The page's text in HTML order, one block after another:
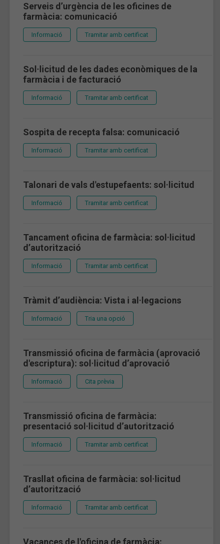
Serveis d’urgència de les oficines de
farmàcia: comunicació
Informació Tramitar amb certificat
Sol·licitud de les dades econòmiques de la
farmàcia i de facturació
Informació Tramitar amb certificat
Sospita de recepta falsa: comunicació
Informació Tramitar amb certificat
Talonari de vals d'estupefaents: sol·licitud
Informació Tramitar amb certificat
Tancament oficina de farmàcia: sol·licitud
d’autorització
Informació Tramitar amb certificat
Tràmit d’audiència: Vista i al·legacions
Informació Tria una opció
Transmissió oficina de farmàcia (aprovació
d'escriptura): sol·licitud d’aprovació
Informació Cita prèvia
Transmissió oficina de farmàcia:
presentació sol·licitud d’autorització
Informació Tramitar amb certificat
Trasllat oficina de farmàcia: sol·licitud
d’autorització
Informació Tramitar amb certificat
Vacances de l'oficina de farmàcia: